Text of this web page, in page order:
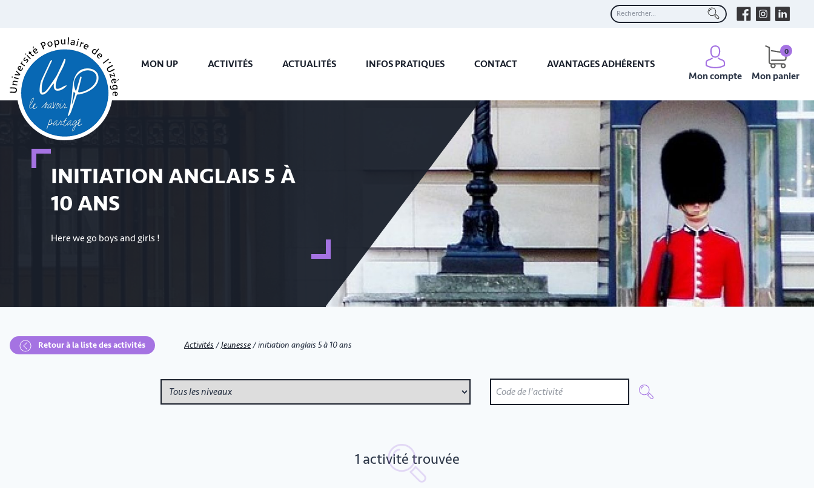
MON UP ACTIVITÉS ACTUALITÉS INFOS PRATIQUES CONTACT
AVANTAGES ADHÉRENTS
Mon compte
Mon panier
0
INITIATION ANGLAIS 5 À
10 ANS
Here we go boys and girls !
Retour à la liste des activités Activités /Jeunesse/initiation anglais 5 à 10 ans
1 activité trouvée